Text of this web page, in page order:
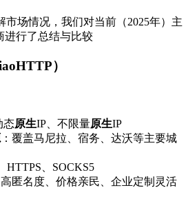
市场情况，我们对当前（2025年）主
进行了总结与比较
）
态原生IP、不限量原生IP
：覆盖马尼拉、宿务、达沃等主要城
HTTPS、SOCKS5
高匿名度、价格亲民、企业定制灵活